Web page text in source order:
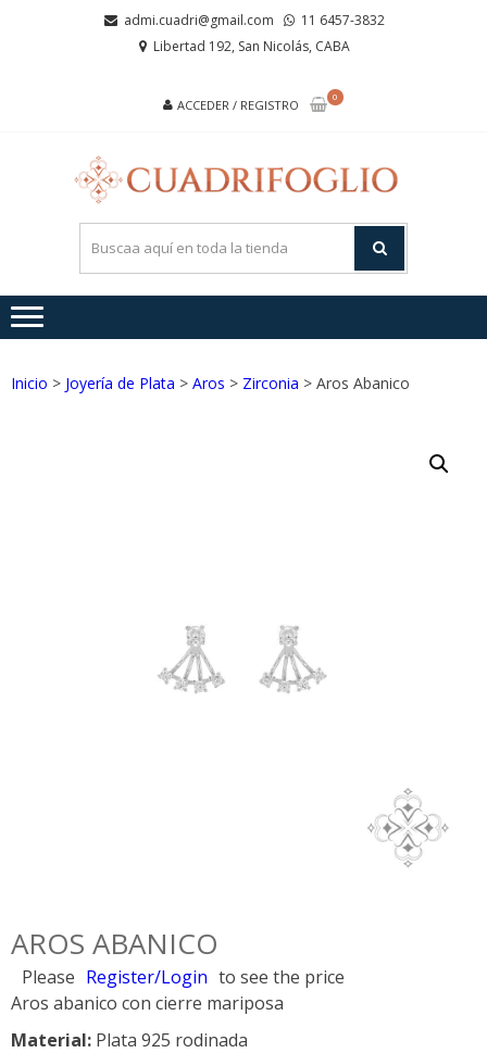
admi.cuadri@gmail.com
11 6457-3832
Libertad 192, San Nicolás, CABA
ACCEDER / REGISTRO
0
Inicio > Joyería de Plata > Aros > Zirconia > Aros Abanico
AROS ABANICO
Please Register/Login to see the price
Aros abanico con cierre mariposa
Material: Plata 925 rodinada